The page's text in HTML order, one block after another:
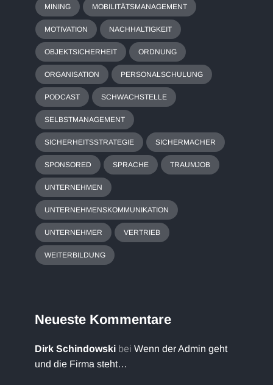
MINING MOBILITÄTSMANAGEMENT
MOTIVATION NACHHALTIGKEIT
OBJEKTSICHERHEIT ORDNUNG
ORGANISATION PERSONALSCHULUNG
PODCAST SCHWACHSTELLE
SELBSTMANAGEMENT
SICHERHEITSSTRATEGIE SICHERMACHER
SPONSORED SPRACHE TRAUMJOB
UNTERNEHMEN
UNTERNEHMENSKOMMUNIKATION
UNTERNEHMER VERTRIEB
WEITERBILDUNG
Neueste Kommentare
Dirk Schindowski bei Wenn der Admin geht
und die Firma steht…